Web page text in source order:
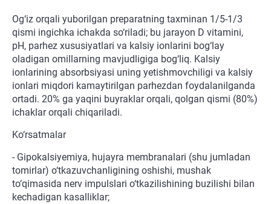
Og‘iz orqali yuborilgan preparatning taxminan 1/5-1/3
qismi ingichka ichakda so‘riladi; bu jarayon D vitamini,
pH, parhez xususiyatlari va kalsiy ionlarini bog‘lay
oladigan omillarning mavjudligiga bog‘liq. Kalsiy
ionlarining absorbsiyasi uning yetishmovchiligi va kalsiy
ionlari miqdori kamaytirilgan parhezdan foydalanilganda
ortadi. 20% ga yaqini buyraklar orqali, qolgan qismi (80%)
ichaklar orqali chiqariladi.
Ko‘rsatmalar
- Gipokalsiyemiya, hujayra membranalari (shu jumladan
tomirlar) o‘tkazuvchanligining oshishi, mushak
to‘qimasida nerv impulslari o‘tkazilishining buzilishi bilan
kechadigan kasalliklar;